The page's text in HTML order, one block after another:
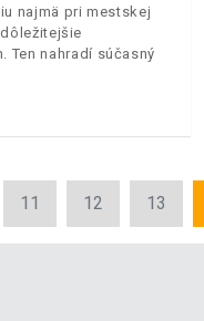
najmä pri mestskej
Ten nahradí súčasný
11 12 13